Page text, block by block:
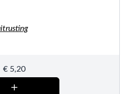
€ 5,20